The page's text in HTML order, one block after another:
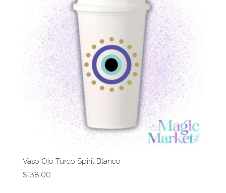
Vaso Ojo Turco Spirit Blanco
$138.00